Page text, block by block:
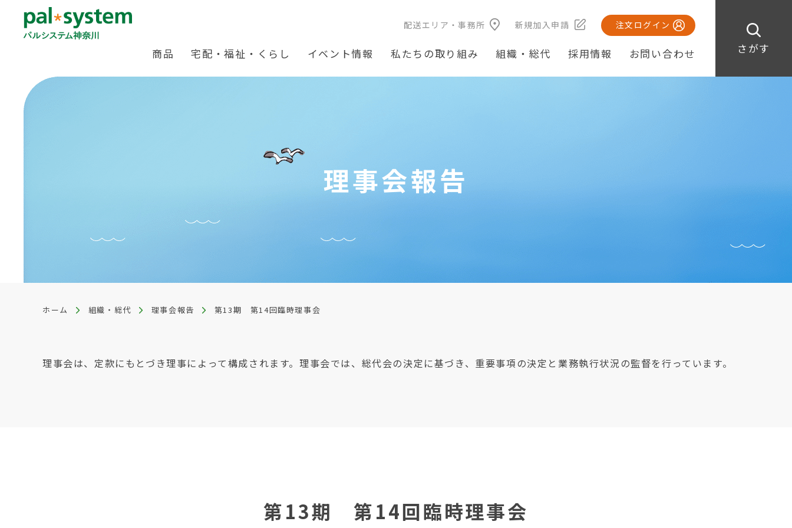
さがす
配送エリア・事務所 新規加入申請 注文ログイン
商品 宅配・福祉・くらし イベント情報 私たちの取り組み 組織・総代 採用情報 お問い合わせ
理事会報告
ホーム 組織・総代 理事会報告 第13期 第14回臨時理事会
理事会は、定款にもとづき理事によって構成されます。理事会では、総代会の決定に基づき、重要事項の決定と業務執行状況の監督を行っています。
第13期 第14回臨時理事会